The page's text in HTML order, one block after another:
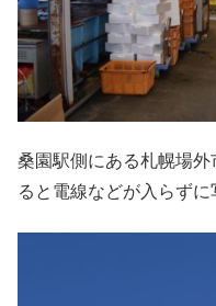
桑園駅側にある札幌場
ると電線などが入らずに